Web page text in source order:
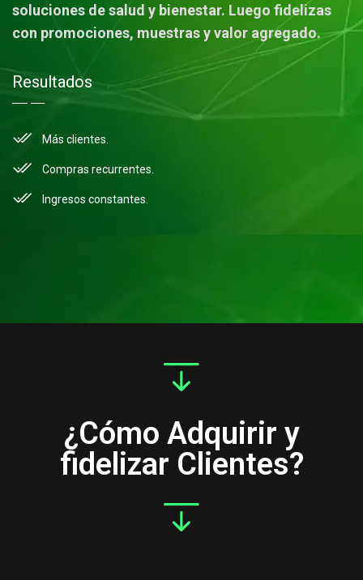
soluciones de salud y bienestar. Luego fidelizas
con promociones, muestras y valor agregado.
Resultados
Más clientes.
Compras recurrentes.
Ingresos constantes.
¿Cómo Adquirir y
fidelizar Clientes?